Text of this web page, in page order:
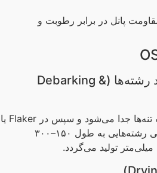
پانل در برابر رطوبت و
جداکردن پوست و تولید رشته‌ها (Debarking &
در دستگاه Debarker پوست تنه‌ها جدا می‌شود و سپس در Flaker یا
Strander با تیغه‌های چرخشی رشته‌هایی به طول ۱۵۰–۳۰۰